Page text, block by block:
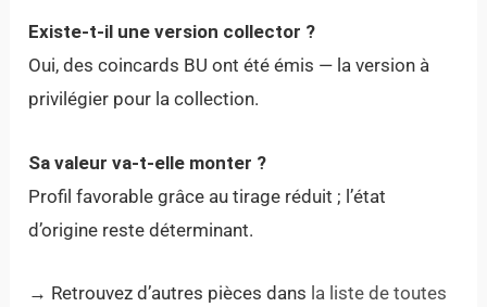
Existe-t-il une version collector ?
Oui, des coincards BU ont été émis — la version à
privilégier pour la collection.
Sa valeur va-t-elle monter ?
Profil favorable grâce au tirage réduit ; l’état
d’origine reste déterminant.
→ Retrouvez d’autres pièces dans la liste de toutes